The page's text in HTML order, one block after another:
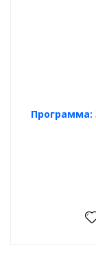
Программа: